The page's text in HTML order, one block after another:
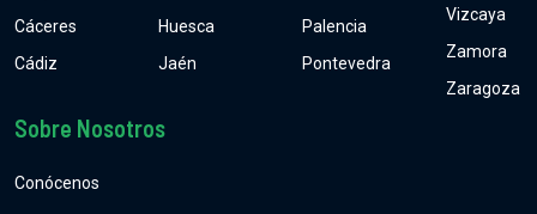
Cáceres
Cádiz
Huesca
Jaén
Palencia
Pontevedra
Vizcaya
Zamora
Zaragoza
Sobre Nosotros
Conócenos